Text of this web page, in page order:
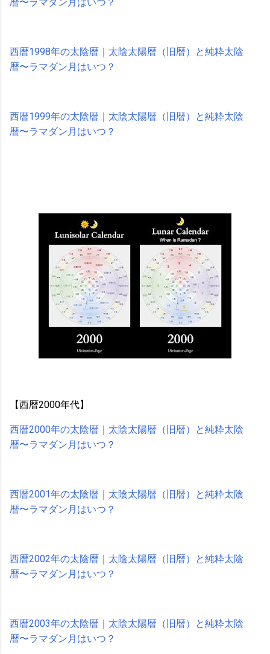
西暦1998年の太陰暦｜太陰太陽暦（旧暦）と純粋太陰
暦〜ラマダン月はいつ？
西暦1999年の太陰暦｜太陰太陽暦（旧暦）と純粋太陰
暦〜ラマダン月はいつ？
【西暦2000年代】
西暦2000年の太陰暦｜太陰太陽暦（旧暦）と純粋太陰
暦〜ラマダン月はいつ？
西暦2001年の太陰暦｜太陰太陽暦（旧暦）と純粋太陰
暦〜ラマダン月はいつ？
西暦2002年の太陰暦｜太陰太陽暦（旧暦）と純粋太陰
暦〜ラマダン月はいつ？
西暦2003年の太陰暦｜太陰太陽暦（旧暦）と純粋太陰
暦〜ラマダン月はいつ？